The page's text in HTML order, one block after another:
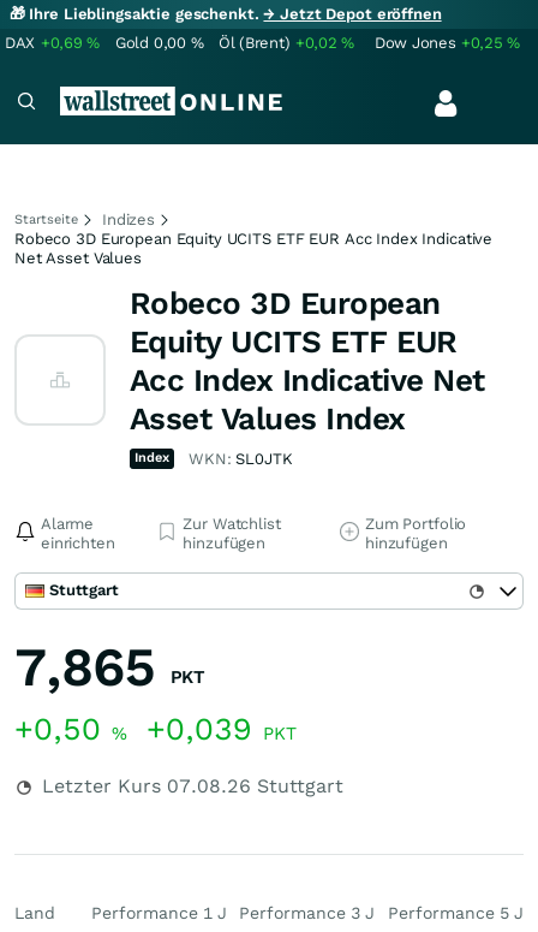
🎁 Ihre Lieblingsaktie geschenkt.→ Jetzt Depot eröffnen
DAX +0,69% Gold 0,00 % Öl (Brent) +0,02% Dow Jones +0,25%
Startseite
Indizes
Robeco 3D European Equity UCITS ETF EUR Acc Index Indicative
Net Asset Values
Robeco 3D European
Equity UCITS ETF EUR
Acc Index Indicative Net
Asset Values Index
Index WKN:SL0JTK
Alarme
einrichten
Zur Watchlist
hinzufügen
Zum Portfolio
hinzufügen
Stuttgart
7,865 PKT
+0,50 % +0,039 PKT
Letzter Kurs 07.08.26 Stuttgart
Land Performance 1 J Performance 3 J Performance 5 J